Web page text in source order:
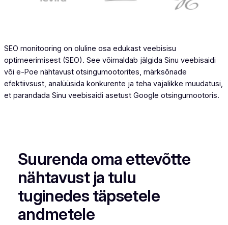
SEO monitooring on oluline osa edukast veebisisu
optimeerimisest (SEO). See võimaldab jälgida Sinu veebisaidi
või e-Poe nähtavust otsingumootorites, märksõnade
efektiivsust, analüüsida konkurente ja teha vajalikke muudatusi,
et parandada Sinu veebisaidi asetust Google otsingumootoris.
Suurenda oma ettevõtte
nähtavust ja tulu
tuginedes täpsetele
andmetele